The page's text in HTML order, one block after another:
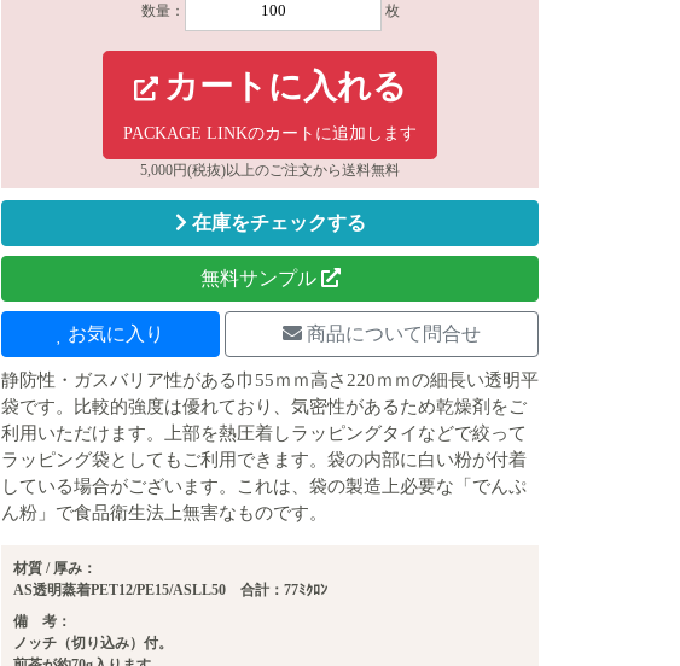
数量： 枚
カートに入れる
PACKAGE LINKのカートに追加します
5,000円(税抜)以上のご注文から送料無料
在庫をチェックする
無料サンプル
お気に入り 商品について問合せ
静防性・ガスバリア性がある巾55ｍｍ高さ220ｍｍの細長い透明平
袋です。比較的強度は優れており、気密性があるため乾燥剤をご
利用いただけます。上部を熱圧着しラッピングタイなどで絞って
ラッピング袋としてもご利用できます。袋の内部に白い粉が付着
している場合がございます。これは、袋の製造上必要な「でんぷ
ん粉」で食品衛生法上無害なものです。
材質 / 厚み：
AS透明蒸着PET12/PE15/ASLL50 合計：77ﾐｸﾛﾝ
備 考：
ノッチ（切り込み）付。